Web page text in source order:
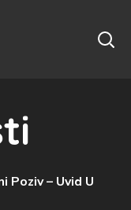
Poziv – Uvid U